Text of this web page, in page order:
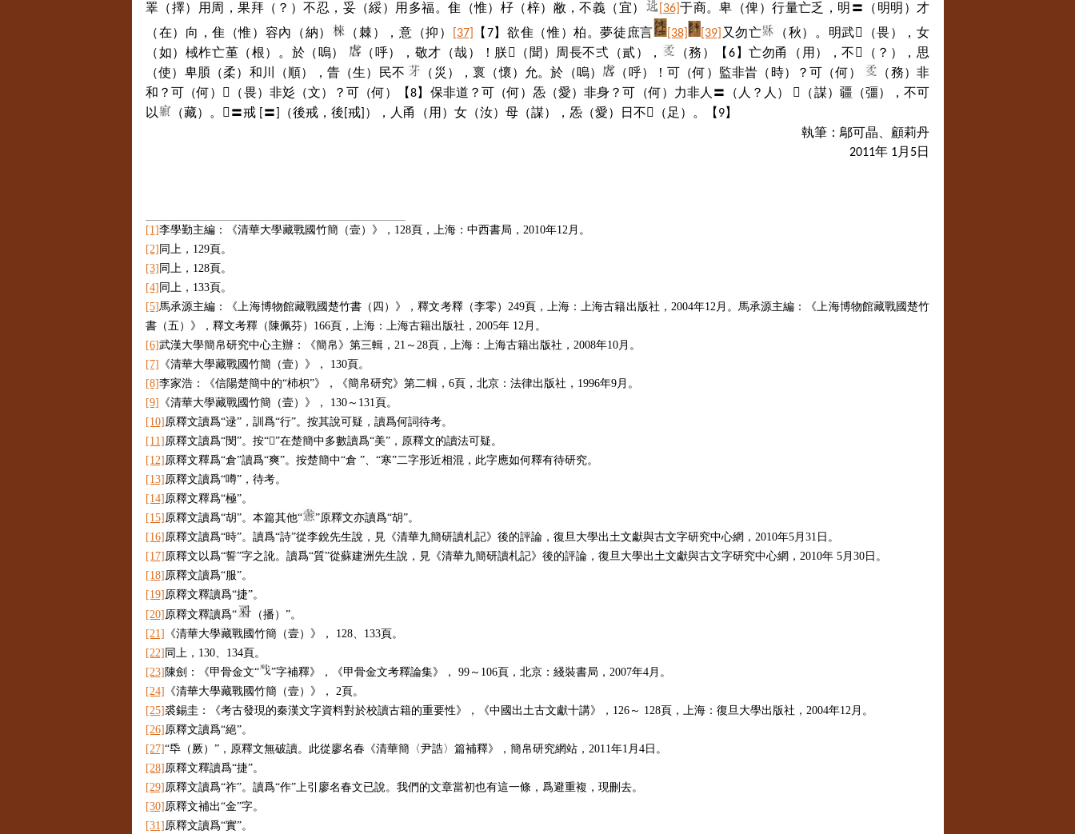
睪（擇）用周，果拜（？）不忍，妥（綏）用多福。隹（惟）杍（梓）敝，不義（宜）
[36] 于商。卑（俾）行量亡乏，明〓（明明）才
（在）向，隹（惟）容內（納）
（棘），意（抑） [37] 【 7】欲隹（惟）柏。夢徒庶言 [38] [39] 又勿亡 （秋）。明武𥚸
（畏），女
（如）棫柞亡堇（根）。於（嗚）
（呼），敬才（哉）！朕𦖞 （聞）周長不弍（貳）， （務）【6 】亡勿甬（用），不 𢗏
（？），思
（使）卑䐓 （柔）和川（順），眚（生）民不 （災），褱（懷）允。於（嗚） （呼）！可（何）監非旹（時）？可（何）
（務）非
和？可（何） 𥚸 （畏）非彣（文）？可（何）【8】保非道？可（何） 㤅 （愛）非身？可（何）力非人〓（人？人） 𢘓
（謀）疆（彊），不可
以
（藏）。 𨒥 〓戒 〓 （後戒，後 戒 ），人甬（用）女（汝）母（謀）， 㤅 （愛）日不𧿞 （足）。【 9】
執筆：鄔可晶、顧莉丹
2011年 1月 5日
[1]李學勤主編：《清華大學藏戰國竹簡（壹）》， 128頁，上海：中西書局， 2010年12月。
[2] 同上， 129頁。
[3] 同上， 128頁。
[4] 同上， 133頁。
[5]馬承源主編：《上海博物館藏戰國楚竹書（四）》，釋文考釋（李零） 249頁，上海：上海古籍出版社， 2004年12月。馬承源主編：《上海博物館藏戰國楚竹
書（五）》，釋文考釋（陳佩芬） 166頁，上海：上海古籍出版社， 2005年 12月。
[6]武漢大學簡帛研究中心主辦：《簡帛》第三輯， 21 ～ 28頁，上海：上海古籍出版社， 2008年10月。
[7]
《清華大學藏戰國竹簡（壹）》， 130頁。
[8]李家浩：《信陽楚簡中的“杮枳”》，《簡帛研究》第二輯， 6頁，北京：法律出版社， 1996年9月。
[9]
《清華大學藏戰國竹簡（壹）》， 130 ～ 131 頁。
[10] 原釋文讀爲“逯”，訓爲“行”。按其說可疑，讀爲何詞待考。
[11] 原釋文讀爲“閔”。按“𡵂”在楚簡中多數讀爲“美”，原釋文的讀法可疑。
[12] 原釋文釋爲“倉”讀爲“爽”。按楚簡中“倉 ”、“寒”二字形近相混，此字應如何釋有待研究。
[13] 原釋文讀爲“噂”，待考。
[14] 原釋文釋爲“極”。
[15] 原釋文讀爲“胡”。本篇其他“
”原釋文亦讀爲“胡”。
[16] 原釋文讀爲“時”。讀爲“詩”從李銳先生說，見《清華九簡研讀札記》後的評論，復旦大學出土文獻與古文字研究中心網， 2010年5月 31 日 。
[17] 原釋文以爲“誓”字之訛。讀爲“質”從蘇建洲先生說，見《清華九簡研讀札記》後的評論，復旦大學出土文獻與古文字研究中心網， 2010年 5月 30 日。
[18] 原釋文讀爲“服”。
[19] 原釋文釋讀爲“捷”。
[20] 原釋文釋讀爲“
（播）”。
[21]
《清華大學藏戰國竹簡（壹）》， 128、 133頁。
[22] 同上， 130、 134頁。
[23] 陳劍：《甲骨金文“ ”字補釋》，《甲骨金文考釋論集》， 99 ～ 106頁，北京：綫裝書局， 2007年4月。
[24]
《清華大學藏戰國竹簡（壹）》， 2頁。
[25]裘錫圭：《考古發現的秦漢文字資料對於校讀古籍的重要性》，《中國出土古文獻十講》， 126 ～ 128頁，上海：復旦大學出版社， 2004年12月。
[26] 原釋文讀爲“絕”。
[27]“氒（厥）”，原釋文無破讀。此從廖名春《清華簡〈尹誥〉篇補釋》，簡帛研究網站， 2011年1 月 4 日 。
[28] 原釋文釋讀爲“捷”。
[29] 原釋文讀爲“祚”。讀爲“作”上引廖名春文已說。我們的文章當初也有這一條，爲避重複，現刪去。
[30] 原釋文補出“金”字。
[31] 原釋文讀爲“實”。